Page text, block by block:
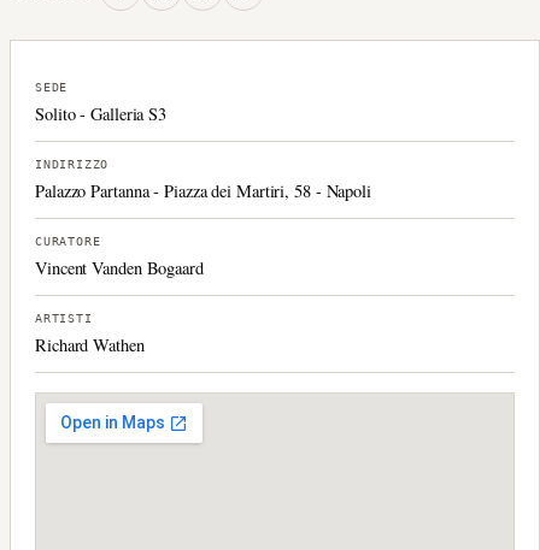
SEDE
Solito - Galleria S3
INDIRIZZO
Palazzo Partanna - Piazza dei Martiri, 58 - Napoli
CURATORE
Vincent Vanden Bogaard
ARTISTI
Richard Wathen